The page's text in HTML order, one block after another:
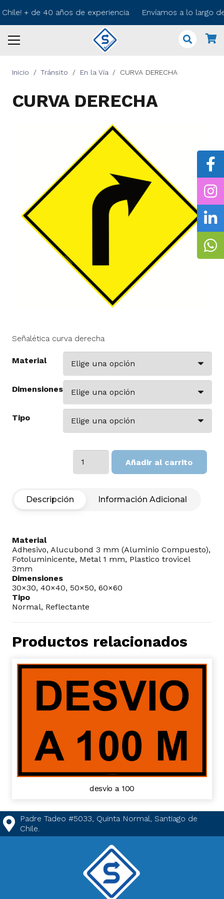
+ de 40 años de experiencia Envíamos a lo largo
Inicio / Tránsito / En la Vía / CURVA DERECHA
CURVA DERECHA
Señalética curva derecha
Material
Dimensiones
Tipo
DERECHA
cantidad
Añadir al carrito
Descripción Información Adicional
Material
Adhesivo, Alucubond 3 mm (Aluminio Compuesto),
Fotoluminicente, Metal 1 mm, Plastico trovicel
3mm
Dimensiones
30×30, 40×40, 50×50, 60×60
Tipo
Normal, Reflectante
Productos relacionados
desvio a 100
Padre Tadeo #5033, Quinta Normal, Santiago de
Chile.